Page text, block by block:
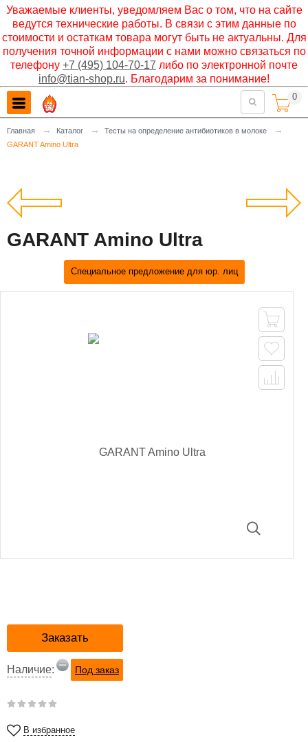
Уважаемые клиенты, уведомляем Вас о том, что на сайте
ведутся технические работы. В связи с этим данные по
стоимости и остаткам товара могут быть не актуальны. Для
получения точной информации с нами можно связаться по
телефону +7 (495) 104-70-17 либо по электронной почте
info@tian-shop.ru. Благодарим за понимание!
 0
Главная → Каталог → Тесты на определение антибиотиков в молоке →
GARANT Amino Ultra
GARANT Amino Ultra
Специальное предложение для юр. лиц



Заказать
Наличие: Под заказ
В избранное